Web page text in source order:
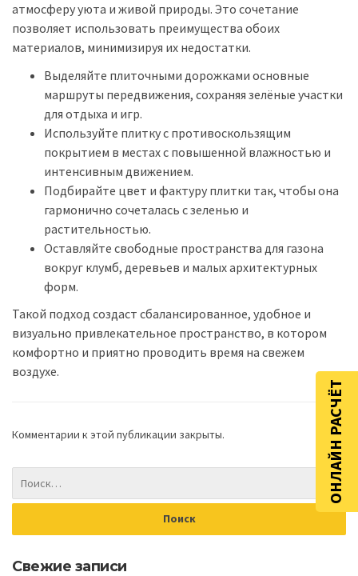
атмосферу уюта и живой природы. Это сочетание
позволяет использовать преимущества обоих
материалов, минимизируя их недостатки.
Выделяйте плиточными дорожками основные
маршруты передвижения, сохраняя зелёные участки
для отдыха и игр.
Используйте плитку с противоскользящим
покрытием в местах с повышенной влажностью и
интенсивным движением.
Подбирайте цвет и фактуру плитки так, чтобы она
гармонично сочеталась с зеленью и
растительностью.
Оставляйте свободные пространства для газона
вокруг клумб, деревьев и малых архитектурных
форм.
Такой подход создаст сбалансированное, удобное и
визуально привлекательное пространство, в котором
комфортно и приятно проводить время на свежем
воздухе.
Комментарии к этой публикации закрыты.
Свежие записи
ОНЛАЙН РАСЧЁТ